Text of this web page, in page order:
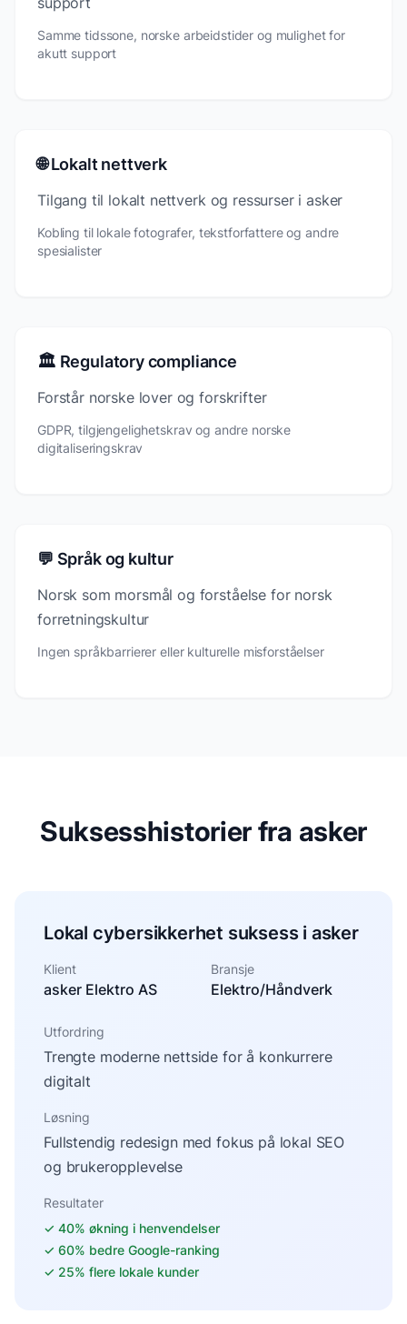
Samme tidssone, norske arbeidstider og mulighet for
akutt support
🌐 Lokalt nettverk
Tilgang til lokalt nettverk og ressurser i asker
Kobling til lokale fotografer, tekstforfattere og andre
spesialister
🏛️ Regulatory compliance
Forstår norske lover og forskrifter
GDPR, tilgjengelighetskrav og andre norske
digitaliseringskrav
💬 Språk og kultur
Norsk som morsmål og forståelse for norsk
forretningskultur
Ingen språkbarrierer eller kulturelle misforståelser
Suksesshistorier fra asker
Lokal cybersikkerhet suksess i asker
Klient
asker Elektro AS
Bransje
Elektro/Håndverk
Utfordring
Trengte moderne nettside for å konkurrere
digitalt
Løsning
Fullstendig redesign med fokus på lokal SEO
og brukeropplevelse
Resultater
✓ 40% økning i henvendelser
✓ 60% bedre Google-ranking
✓ 25% flere lokale kunder